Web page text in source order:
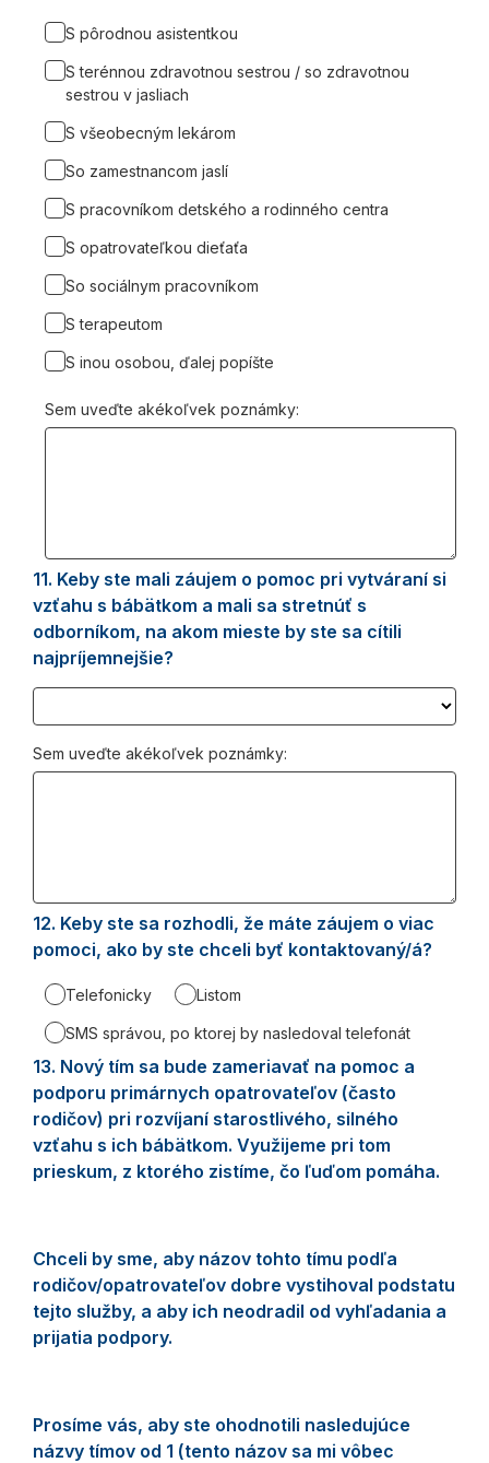
S pôrodnou asistentkou
S terénnou zdravotnou sestrou / so zdravotnou
sestrou v jasliach
S všeobecným lekárom
So zamestnancom jaslí
S pracovníkom detského a rodinného centra
S opatrovateľkou dieťaťa
So sociálnym pracovníkom
S terapeutom
S inou osobou, ďalej popíšte
Sem uveďte akékoľvek poznámky:
11. Question
11.
Keby ste mali záujem o pomoc pri vytváraní si
vzťahu s bábätkom a mali sa stretnúť s
odborníkom, na akom mieste by ste sa cítili
najpríjemnejšie?
Sem uveďte akékoľvek poznámky:
12. Question
12.
Keby ste sa rozhodli, že máte záujem o viac
pomoci, ako by ste chceli byť kontaktovaný/á?
Telefonicky Listom
SMS správou, po ktorej by nasledoval telefonát
13. Question
13.
Nový tím sa bude zameriavať na pomoc a
podporu primárnych opatrovateľov (často
rodičov) pri rozvíjaní starostlivého, silného
vzťahu s ich bábätkom. Využijeme pri tom
prieskum, z ktorého zistíme, čo ľuďom pomáha.
Chceli by sme, aby názov tohto tímu podľa
rodičov/opatrovateľov dobre vystihoval podstatu
tejto služby, a aby ich neodradil od vyhľadania a
prijatia podpory.
Prosíme vás, aby ste ohodnotili nasledujúce
názvy tímov od 1 (tento názov sa mi vôbec